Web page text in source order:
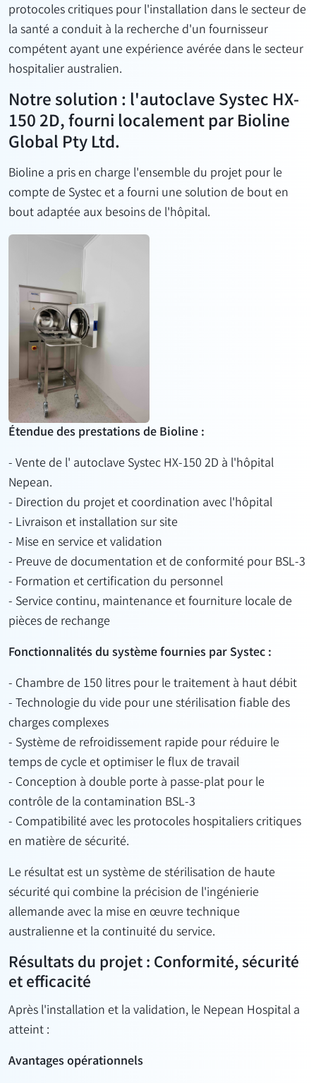
protocoles critiques pour l'installation dans le secteur de
la santé a conduit à la recherche d'un fournisseur
compétent ayant une expérience avérée dans le secteur
hospitalier australien.
Notre solution : l'autoclave Systec HX-
150 2D, fourni localement par Bioline
Global Pty Ltd.
Bioline a pris en charge l'ensemble du projet pour le
compte de Systec et a fourni une solution de bout en
bout adaptée aux besoins de l'hôpital.
Étendue des prestations de Bioline :
- Vente de l' autoclaveSystec HX-150 2D à l'hôpital
Nepean.
- Direction du projet et coordination avec l'hôpital
- Livraison et installation sur site
- Mise en service et validation
- Preuve de documentation et de conformité pour BSL-3
- Formation et certification du personnel
- Service continu, maintenance et fourniture locale de
pièces de rechange
Fonctionnalités du système fournies par Systec :
- Chambre de 150 litres pour le traitement à haut débit
- Technologie du vide pour une stérilisation fiable des
charges complexes
- Système de refroidissement rapide pour réduire le
temps de cycle et optimiser le flux de travail
- Conception à double porte à passe-plat pour le
contrôle de la contamination BSL-3
- Compatibilité avec les protocoles hospitaliers critiques
en matière de sécurité.
Le résultat est un système de stérilisation de haute
sécurité qui combine la précision de l'ingénierie
allemande avec la mise en œuvre technique
australienne et la continuité du service.
Résultats du projet : Conformité, sécurité
et efficacité
Après l'installation et la validation, le Nepean Hospital a
atteint :
Avantages opérationnels